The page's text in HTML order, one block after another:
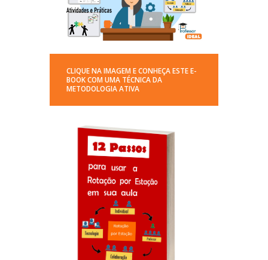
CLIQUE NA IMAGEM E CONHEÇA ESTE E-
BOOK COM UMA TÉCNICA DA
METODOLOGIA ATIVA